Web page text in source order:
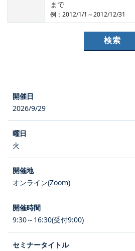
まで
例：2012/1/1～2012/12/31
2026/9/29
火
オンライン(Zoom)
9:30～16:30(受付9:00)